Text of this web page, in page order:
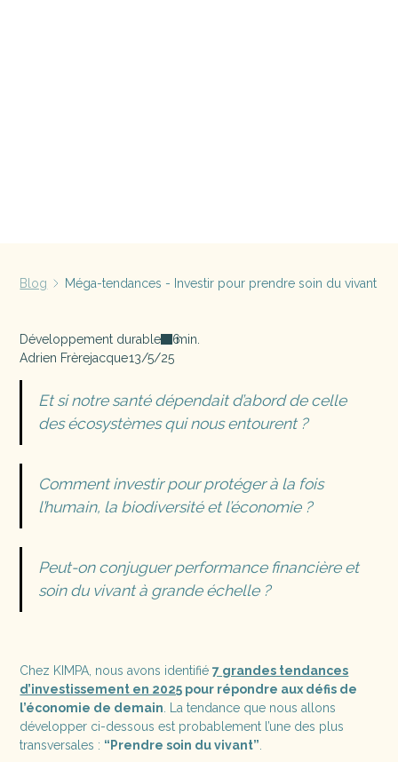
Blog Méga-tendances - Investir pour prendre soin du vivant
Développement durable 6min.
Adrien Frèrejacque13/5/25
Et si notre santé dépendait d’abord de celle
des écosystèmes qui nous entourent ?
Comment investir pour protéger à la fois
l’humain, la biodiversité et l’économie ?
Peut-on conjuguer performance financière et
soin du vivant à grande échelle ?
Chez KIMPA, nous avons identifié7 grandes tendances
d’investissement en 2025 pour répondre aux défis de
l’économie de demain . La tendance que nous allons
développer ci-dessous est probablement l’une des plus
transversales : “Prendre soin du vivant”